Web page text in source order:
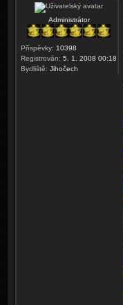
Administrátor
Příspěvky: 10398
Registrován: 5. 1. 2008 00:18
Bydliště: Jihočech